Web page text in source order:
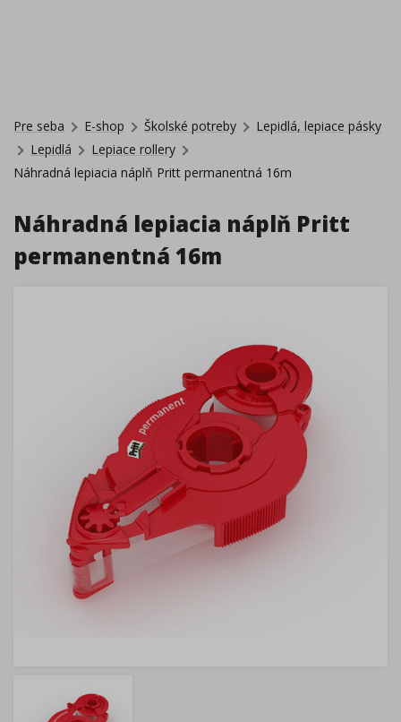
Pre seba E-shop Školské potreby
Lepidlá, lepiace pásky
Lepidlá
Lepiace rollery
Náhradná lepiacia náplň Pritt permanentná 16m
Náhradná lepiacia náplň Pritt
permanentná 16m